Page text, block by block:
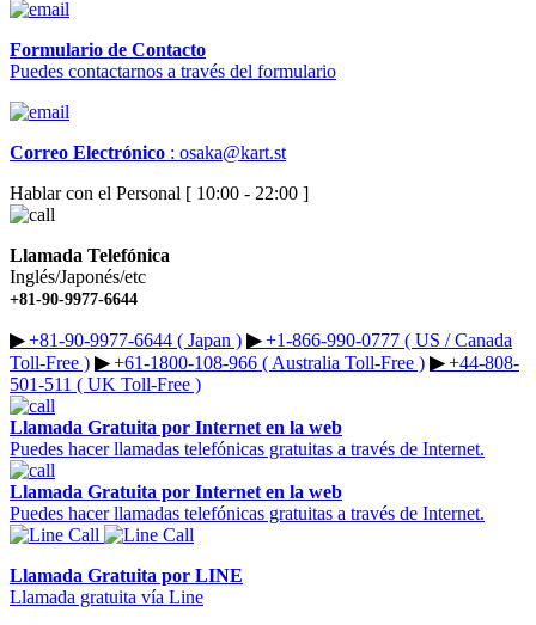
Formulario de Contacto
Puedes contactarnos a través del formulario
Correo Electrónico : osaka@kart.st
Hablar con el Personal [ 10:00 - 22:00 ]
Llamada Telefónica
Inglés/Japonés/etc
+81-90-9977-6644
▶︎+81-90-9977-6644 ( Japan ) ▶︎+1-866-990-0777 ( US / Canada
Toll-Free ) ▶︎+61-1800-108-966 ( Australia Toll-Free ) ▶︎+44-808-
501-511 ( UK Toll-Free )
Llamada Gratuita por Internet en la web
Puedes hacer llamadas telefónicas gratuitas a través de Internet.
Llamada Gratuita por Internet en la web
Puedes hacer llamadas telefónicas gratuitas a través de Internet.
Llamada Gratuita por LINE
Llamada gratuita vía Line